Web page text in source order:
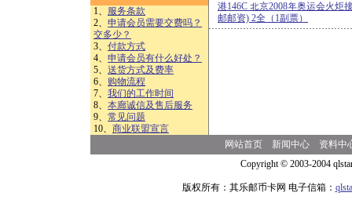
1、 服务条款
2、 申请会员需要交费吗？
交多少？
3、 付款方式
4、 申请会员有什么好处？
5、 送货方式及费率
6、 购物流程
7、 我们的工作时间
8、 本廊诚信及售后服务
9、 常见问题
10、 商业联盟宣言
港146C 北京2008年奥运会火炬
邮邮资) 2全（1副票）
网站首页 新闻中心
资料中
Copyright © 2003-2004
版权所有：其乐邮币卡网 电子信箱：